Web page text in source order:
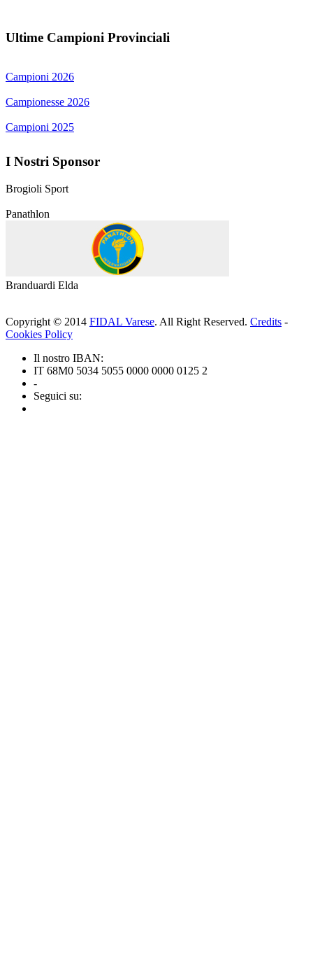
Ultime Campioni Provinciali
Campioni 2026
Campionesse 2026
Campioni 2025
I Nostri Sponsor
Brogioli Sport
Panathlon
Branduardi Elda
Copyright © 2014 FIDAL Varese. All Right Reserved. Credits -
Cookies Policy
Il nostro IBAN:
IT 68M0 5034 5055 0000 0000 0125 2
-
Seguici su: